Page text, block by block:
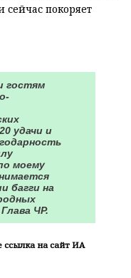
покоряет
гостям
удачи и
моему
багги на
ЧР.
на сайт ИА